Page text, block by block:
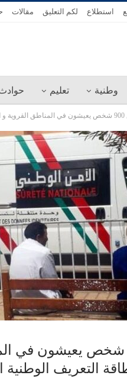
استطلاع لكم التعليق مقالات
وطنية تعليم
استفادة ما يقرب من 900 شخص
التعريف الوطنية